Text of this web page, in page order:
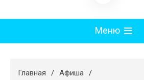
Меню
Худеем
Главная
Афиша